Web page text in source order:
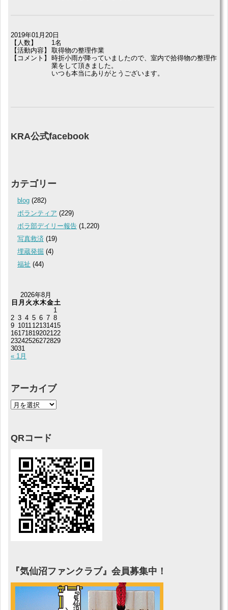
2019年01月20日
【人数】
1名
【活動内容】
取得物の整理作業
【コメント】
時折小雨が降っていましたので、室内で拾得物の整理作
業をして頂きました。
いつも本当にありがとうございます。
KRA公式facebook
カテゴリー
blog (282)
ボランティア (229)
ボラ部デイリー報告 (1,220)
写真救済 (19)
埋蔵発掘 (4)
福祉 (44)
2026年8月
日 月 火水木金土
« 1月
1
2 3 4 5 6 7 8
9 1011 12131415
161718192021 22
23242526272829
3031
アーカイブ
QRコード
『気仙沼ファンクラブ』会員募集中！